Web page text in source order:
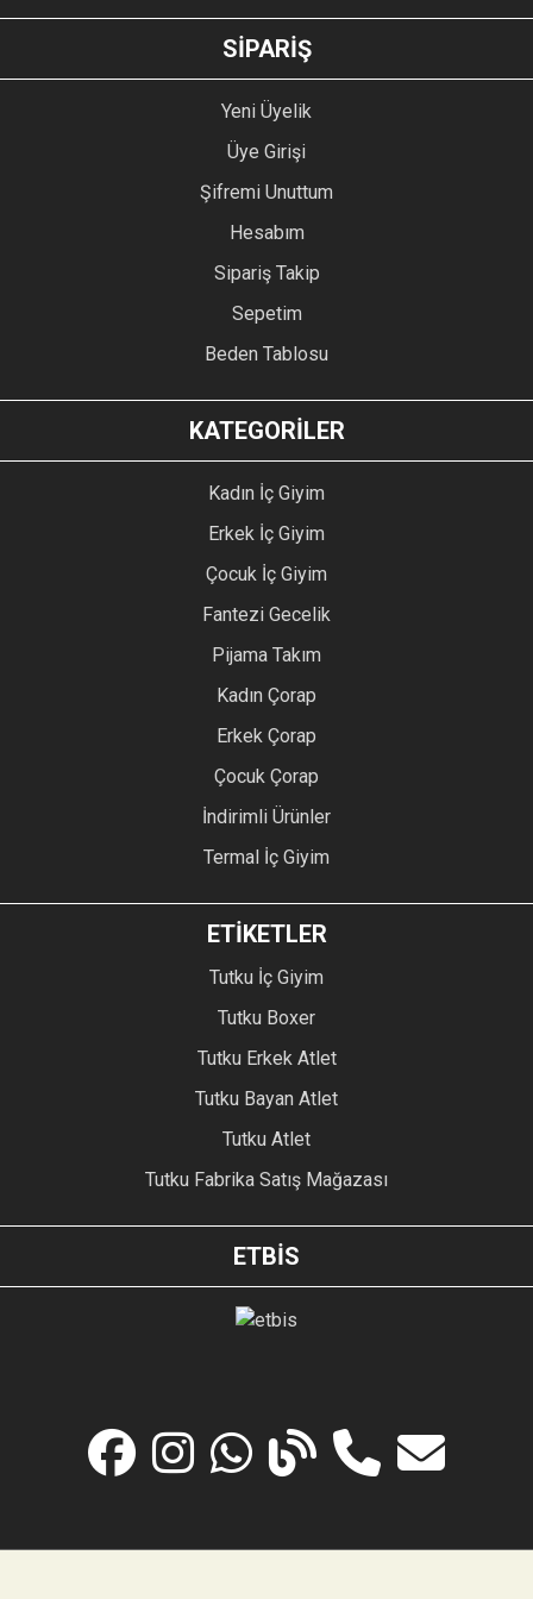
GÖNDER
SİPARİŞ
Yeni Üyelik
Üye Girişi
Şifremi Unuttum
Hesabım
Sipariş Takip
Sepetim
Beden Tablosu
KATEGORİLER
Kadın İç Giyim
Erkek İç Giyim
Çocuk İç Giyim
Fantezi Gecelik
Pijama Takım
Kadın Çorap
Erkek Çorap
Çocuk Çorap
İndirimli Ürünler
Termal İç Giyim
ETİKETLER
Tutku İç Giyim
Tutku Boxer
Tutku Erkek Atlet
Tutku Bayan Atlet
Tutku Atlet
Tutku Fabrika Satış Mağazası
ETBİS